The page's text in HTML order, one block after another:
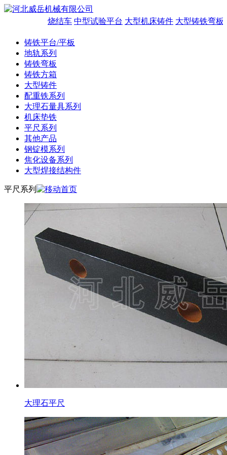
烧结车 中型试验平台 大型机床铸件 大型铸铁弯板
铸铁平台/平板
地轨系列
铸铁弯板
铸铁方箱
大型铸件
配重铁系列
大理石量具系列
机床垫铁
平尺系列
其他产品
钢锭模系列
焦化设备系列
大型焊接结构件
平尺系列
大理石平尺